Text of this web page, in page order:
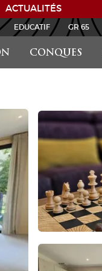
ACTUALITÉS
CONQUES
EDUCATIF GR 65